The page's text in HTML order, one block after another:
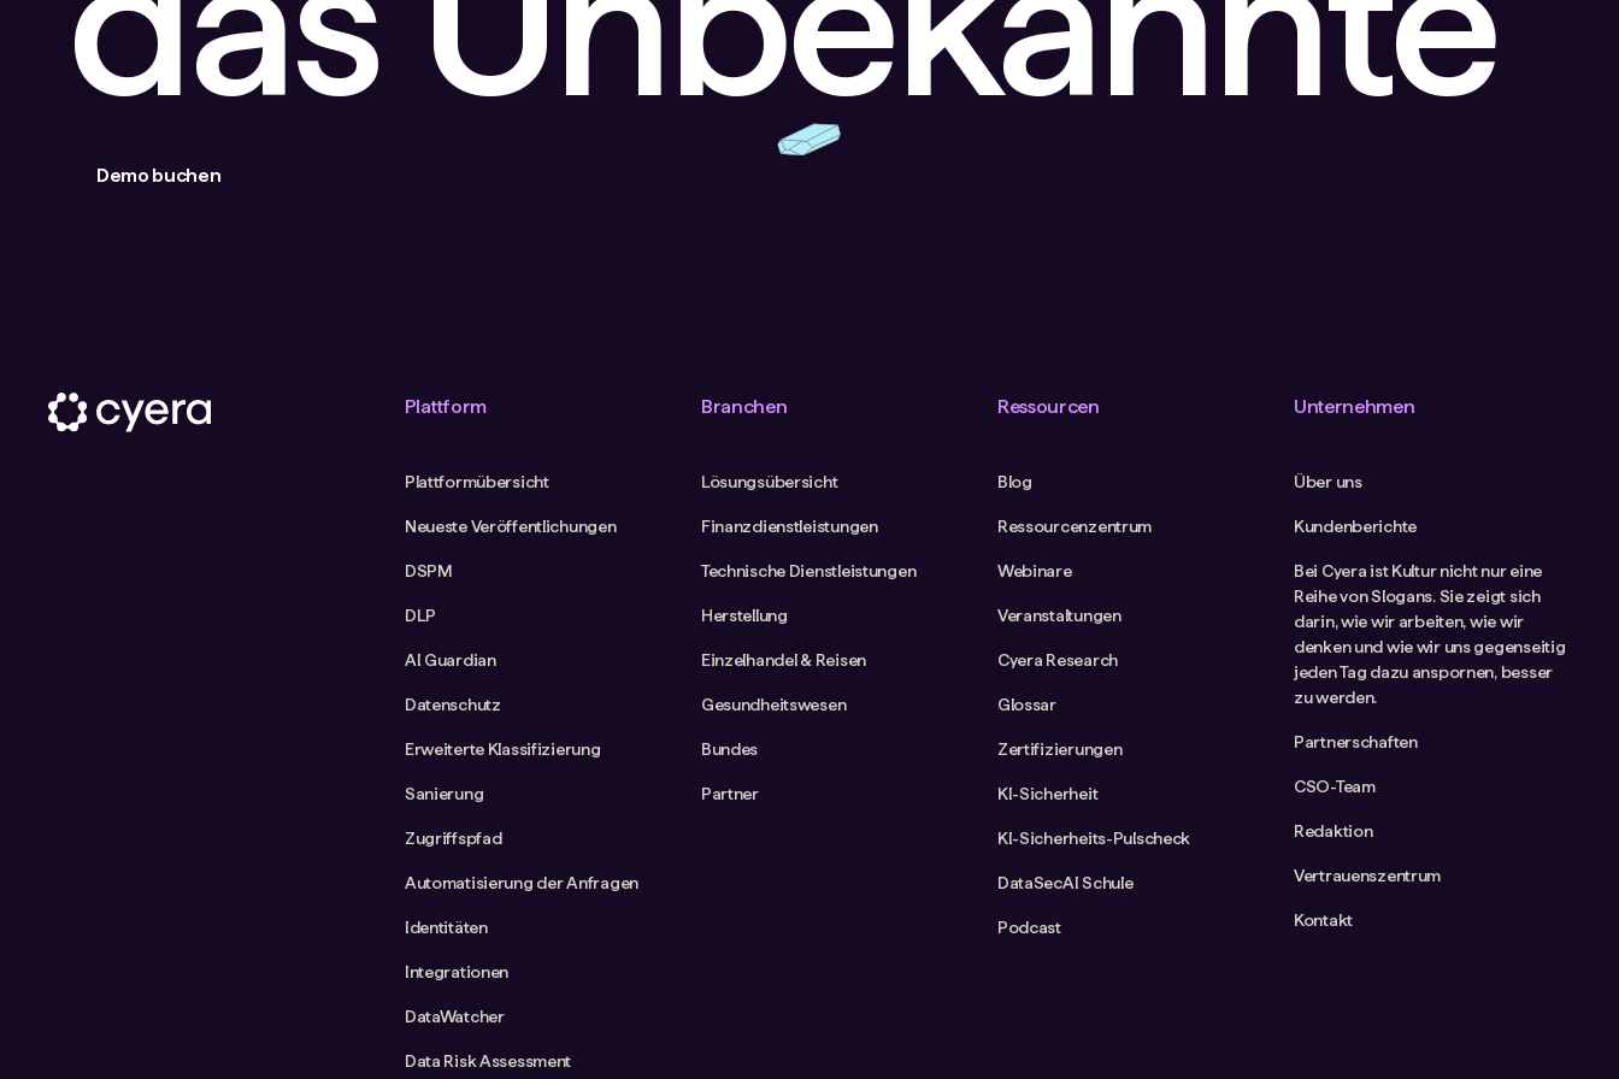
Demo buchen
Plattform
Plattformübersicht
Neueste Veröffentlichungen
DSPM
DLP
AI Guardian
Datenschutz
Erweiterte Klassifizierung
Sanierung
Zugriffspfad
Automatisierung der Anfragen
Identitäten
Integrationen
DataWatcher
Data Risk Assessment
Branchen
Lösungsübersicht
Finanzdienstleistungen
Technische Dienstleistungen
Herstellung
Einzelhandel & Reisen
Gesundheitswesen
Bundes
Partner
Ressourcen
Blog
Ressourcenzentrum
Webinare
Veranstaltungen
Cyera Research
Glossar
Zertifizierungen
KI-Sicherheit
KI-Sicherheits-Pulscheck
DataSecAI Schule
Podcast
Unternehmen
Über uns
Kundenberichte
Bei Cyera ist Kultur nicht nur eine
Reihe von Slogans. Sie zeigt sich
darin, wie wir arbeiten, wie wir
denken und wie wir uns gegenseitig
jeden Tag dazu anspornen, besser
zu werden.
Partnerschaften
CSO-Team
Redaktion
Vertrauenszentrum
Kontakt